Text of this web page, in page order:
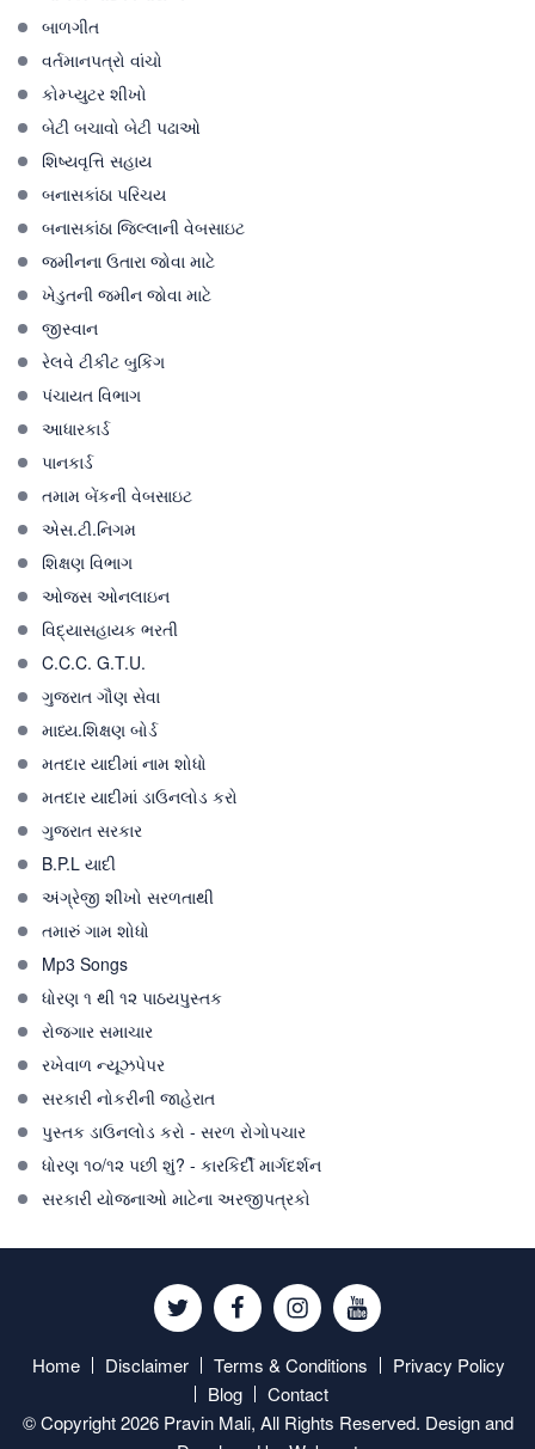
બાળગીત
વર્તમાનપત્રો વાંચો
કોમ્પ્યુટર શીખો
બેટી બચાવો બેટી પઢાઓ
શિષ્યવૃત્તિ સહાય
બનાસકાંઠા પરિચય
બનાસકાંઠા જિલ્લાની વેબસાઇટ
જમીનના ઉતારા જોવા માટે
ખેડુતની જમીન જોવા માટે
જીસ્વાન
રેલવે ટીકીટ બુકિંગ
પંચાયત વિભાગ
આધારકાર્ડ
પાનકાર્ડ
તમામ બેંકની વેબસાઇટ
એસ.ટી.નિગમ
શિક્ષણ વિભાગ
ઓજસ ઓનલાઇન
વિદ્યાસહાયક ભરતી
C.C.C. G.T.U.
ગુજરાત ગૌણ સેવા
માધ્ય.શિક્ષણ બોર્ડ
મતદાર યાદીમાં નામ શોધો
મતદાર યાદીમાં ડાઉનલોડ કરો
ગુજરાત સરકાર
B.P.L યાદી
અંગ્રેજી શીખો સરળતાથી
તમારું ગામ શોધો
Mp3 Songs
ધોરણ ૧ થી ૧૨ પાઠયપુસ્તક
રોજગાર સમાચાર
રખેવાળ ન્યૂઝપેપર
સરકારી નોકરીની જાહેરાત
પુસ્તક ડાઉનલોડ કરો - સરળ રોગોપચાર
ધોરણ ૧૦/૧૨ પછી શું? - કારકિર્દી માર્ગદર્શન
સરકારી યોજનાઓ માટેના અરજીપત્રકો
Twitter FacebookInstagramYoutube
Home Disclaimer Terms & Conditions
Privacy Policy
Blog
Contact
© Copyright 2026 Pravin Mali, All Rights Reserved. Design and